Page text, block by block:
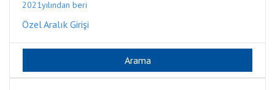
2021yılından beri
Özel Aralık Girişi